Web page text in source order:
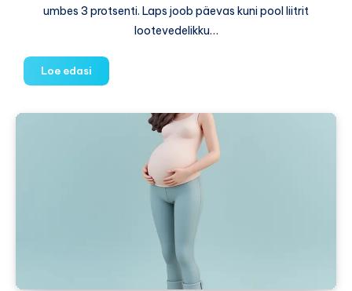
umbes 3 protsenti. Laps joob päevas kuni pool liitrit
lootevedelikku…
Loe edasi
nädal